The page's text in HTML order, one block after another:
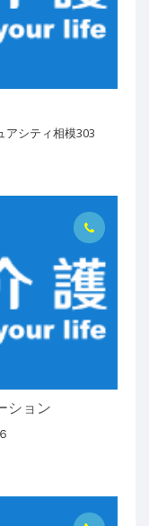
シティ相模303
ション